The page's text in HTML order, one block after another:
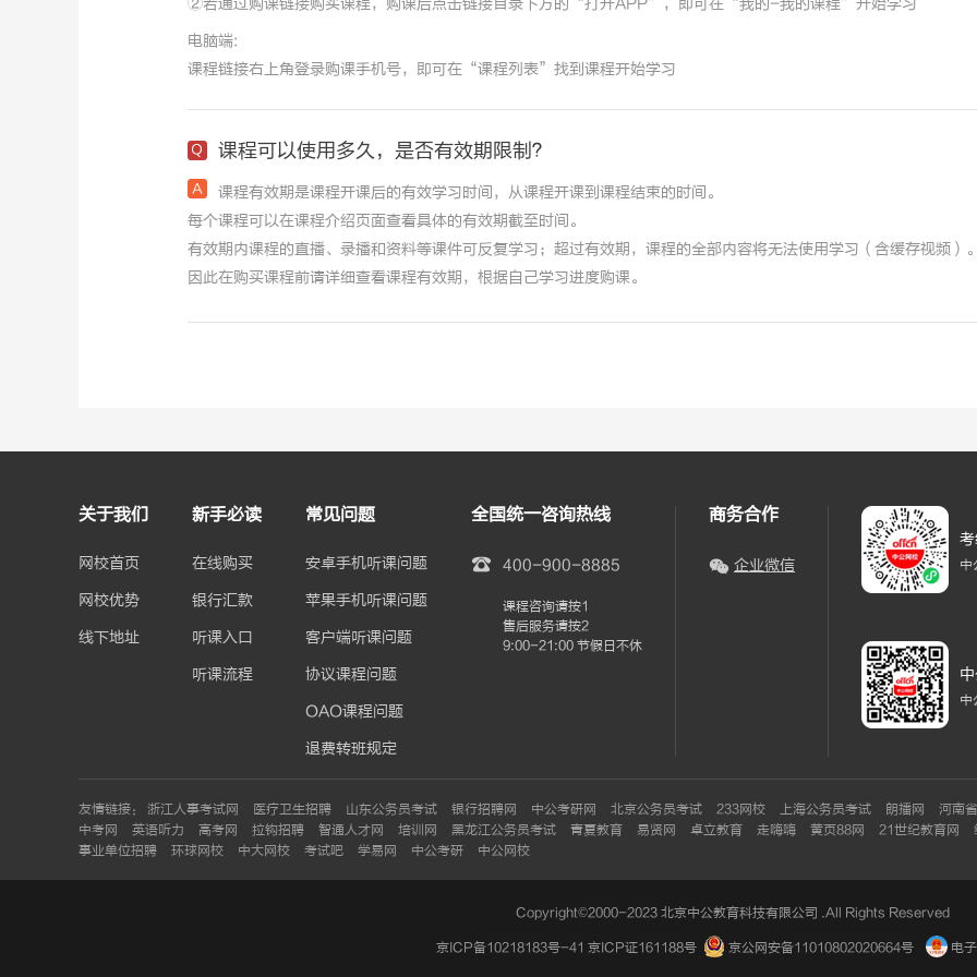
②若通过购课链接购买课程，购课后点击链接目录下方的“打开APP”，即可在“我的-我的课程”开始学习
电脑端:
课程链接右上角登录购课手机号，即可在“课程列表”找到课程开始学习
课程可以使用多久，是否有效期限制？
课程有效期是课程开课后的有效学习时间，从课程开课到课程结束的时间。
每个课程可以在课程介绍页面查看具体的有效期截至时间。
有效期内课程的直播、录播和资料等课件可反复学习；超过有效期，课程的全部内容将无法使用学习（含缓存视频）
因此在购买课程前请详细查看课程有效期，根据自己学习进度购课。
关于我们
网校首页
网校优势
线下地址
新手必读
在线购买
银行汇款
听课入口
听课流程
常见问题
安卓手机听课问题
苹果手机听课问题
客户端听课问题
协议课程问题
OAO课程问题
退费转班规定
全国统一咨询热线
400-900-8885
课程咨询请按1
售后服务请按2
9:00-21:00 节假日不休
商务合作
企业微信 中
中
友情链接： 浙江人事考试网 医疗卫生招聘 山东公务员考试 银行招聘网 中公考研网 北京公务员考试 233网校 上海公务员考试 朗播网
河南
中考网
英语听力 高考网 拉钩招聘 智通人才网 培训网 黑龙江公务员考试 青夏教育 易贤网 卓立教育 走嗨嗨 黄页88网 21世纪教育网
事业单位招聘
环球网校 中大网校 考试吧 学易网 中公考研 中公网校
Copyright©2000-2023 北京中公教育科技有限公司 .All Rights Reserved
京ICP备10218183号-41 京ICP证161188号 京公网安备11010802020664号 电